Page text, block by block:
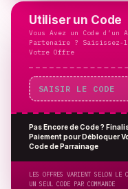
Utiliser un Code
Vous Avez un Code d’un
Partenaire ? Saisissez-
Votre Offre
Pas Encore de Code ?
Paiement pour Débloquer
Code de Parrainage
LES OFFRES VARIENT SELON LE
UN SEUL CODE PAR COMMANDE